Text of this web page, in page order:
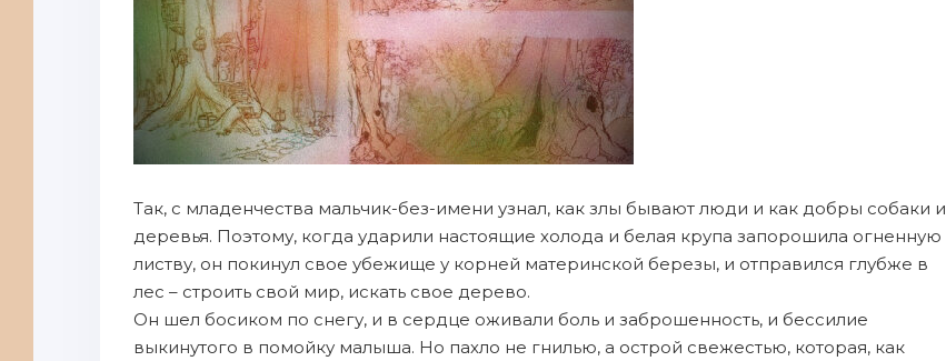
Так, с младенчества мальчик-без-имени узнал, как злы бывают люди и как добры собаки и
деревья. Поэтому, когда ударили настоящие холода и белая крупа запорошила огненную
листву, он покинул свое убежище у корней материнской березы, и отправился глубже в
лес – строить свой мир, искать свое дерево.
Он шел босиком по снегу, и в сердце оживали боль и заброшенность, и бессилие
выкинутого в помойку малыша. Но пахло не гнилью, а острой свежестью, которая, как